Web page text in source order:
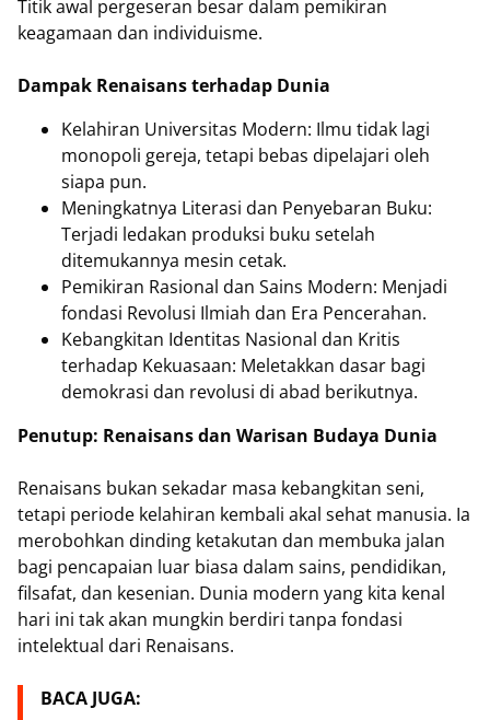
Titik awal pergeseran besar dalam pemikiran
keagamaan dan individuisme.
Dampak Renaisans terhadap Dunia
Kelahiran Universitas Modern: Ilmu tidak lagi
monopoli gereja, tetapi bebas dipelajari oleh
siapa pun.
Meningkatnya Literasi dan Penyebaran Buku:
Terjadi ledakan produksi buku setelah
ditemukannya mesin cetak.
Pemikiran Rasional dan Sains Modern: Menjadi
fondasi Revolusi Ilmiah dan Era Pencerahan.
Kebangkitan Identitas Nasional dan Kritis
terhadap Kekuasaan: Meletakkan dasar bagi
demokrasi dan revolusi di abad berikutnya.
Penutup: Renaisans dan Warisan Budaya Dunia
Renaisans bukan sekadar masa kebangkitan seni,
tetapi periode kelahiran kembali akal sehat manusia. Ia
merobohkan dinding ketakutan dan membuka jalan
bagi pencapaian luar biasa dalam sains, pendidikan,
filsafat, dan kesenian. Dunia modern yang kita kenal
hari ini tak akan mungkin berdiri tanpa fondasi
intelektual dari Renaisans.
BACA JUGA: